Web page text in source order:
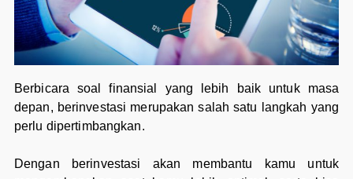
Berbicara soal finansial yang lebih baik untuk masa
depan, berinvestasi merupakan salah satu langkah yang
perlu dipertimbangkan.
Dengan berinvestasi akan membantu kamu untuk